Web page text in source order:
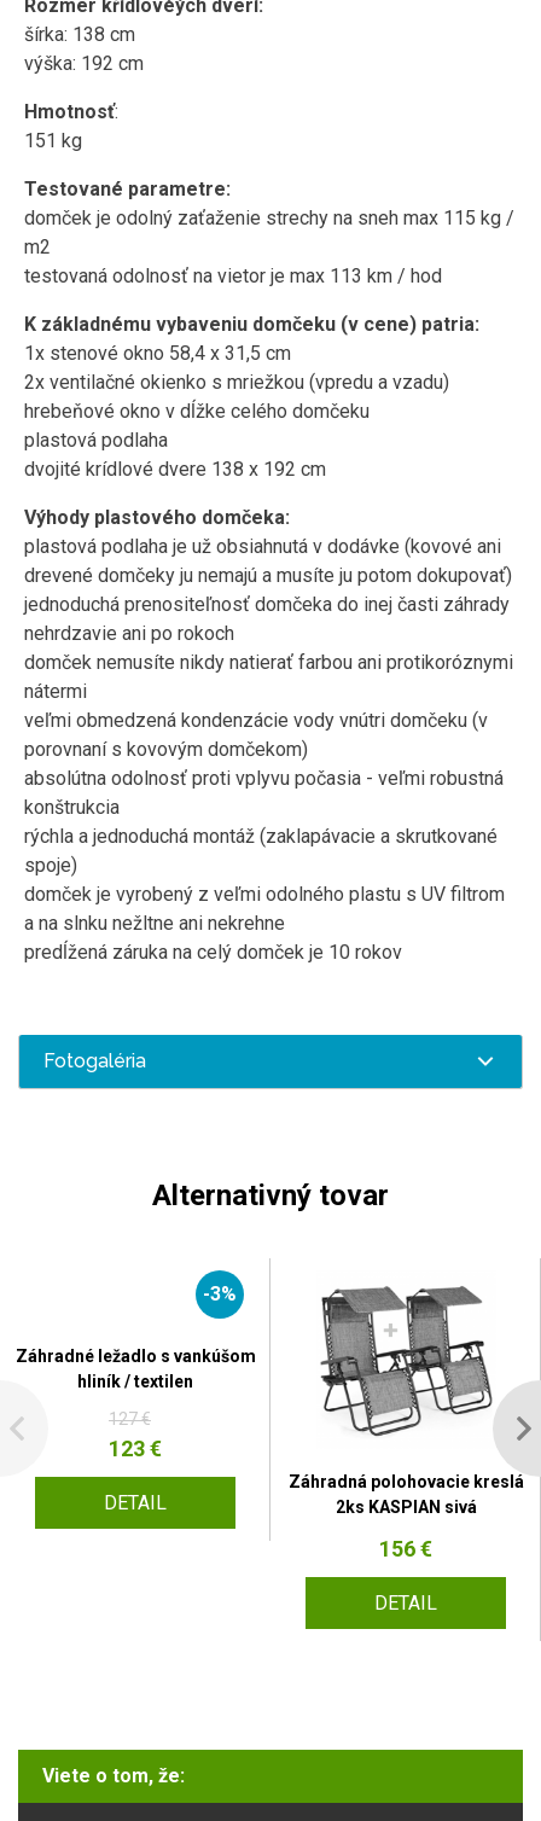
Rozmer křídlovéých dverí:
šírka: 138 cm
výška: 192 cm
Hmotnosť:
151 kg
Testované parametre:
domček je odolný zaťaženie strechy na sneh max 115 kg /
m2
testovaná odolnosť na vietor je max 113 km / hod
K základnému vybaveniu domčeku (v cene) patria:
1x stenové okno 58,4 x 31,5 cm
2x ventilačné okienko s mriežkou (vpredu a vzadu)
hrebeňové okno v dĺžke celého domčeku
plastová podlaha
dvojité krídlové dvere 138 x 192 cm
Výhody plastového domčeka:
plastová podlaha je už obsiahnutá v dodávke (kovové ani
drevené domčeky ju nemajú a musíte ju potom dokupovať)
jednoduchá prenositeľnosť domčeka do inej časti záhrady
nehrdzavie ani po rokoch
domček nemusíte nikdy natierať farbou ani protikoróznymi
nátermi
veľmi obmedzená kondenzácie vody vnútri domčeku (v
porovnaní s kovovým domčekom)
absolútna odolnosť proti vplyvu počasia - veľmi robustná
konštrukcia
rýchla a jednoduchá montáž (zaklapávacie a skrutkované
spoje)
domček je vyrobený z veľmi odolného plastu s UV filtrom
a na slnku nežltne ani nekrehne
predĺžená záruka na celý domček je 10 rokov
Fotogaléria
Alternativný tovar
-3%
Záhradné ležadlo s vankúšom
hliník / textilen
127 €
123 €
DETAIL
Záhradná polohovacie kreslá
2ks KASPIAN sivá
156 €
DETAIL
Viete o tom, že: